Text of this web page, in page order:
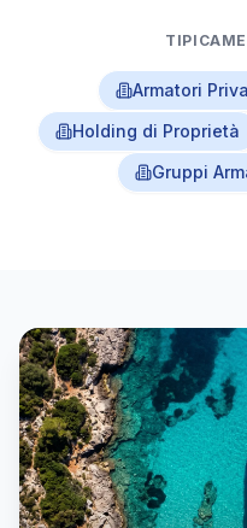
Armatori
Holding di Proprietà
Gruppi